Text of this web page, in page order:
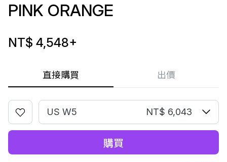
直接購買 出價
PINK ORANGE
NT$ 4,548+
US W5 NT$ 6,043
購買